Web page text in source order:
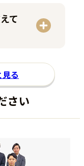
て
る
さい